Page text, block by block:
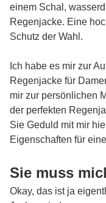
einem Schal,
Regenjacke. Eine
Schutz der Wahl.
Ich habe es mir zur
Regenjacke für
mir zur persönlichen
der perfekten
Sie Geduld mit mir
Eigenschaften für
Sie muss
Okay, das ist ja